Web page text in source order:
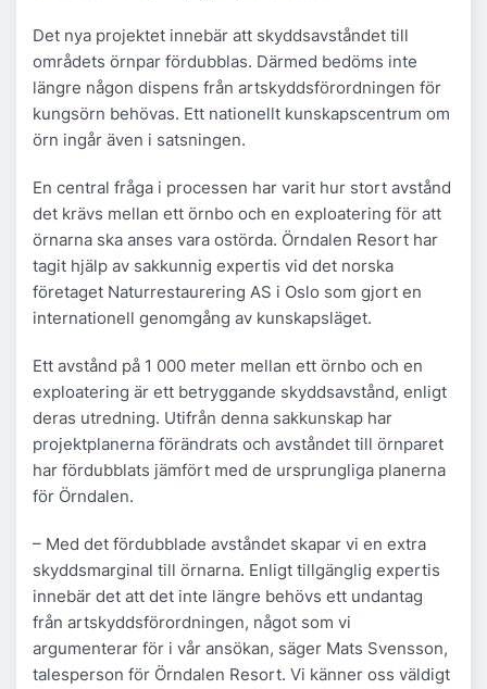
Det nya projektet innebär att skyddsavståndet till
områdets örnpar fördubblas. Därmed bedöms inte
längre någon dispens från artskyddsförordningen för
kungsörn behövas. Ett nationellt kunskapscentrum om
örn ingår även i satsningen.
En central fråga i processen har varit hur stort avstånd
det krävs mellan ett örnbo och en exploatering för att
örnarna ska anses vara ostörda. Örndalen Resort har
tagit hjälp av sakkunnig expertis vid det norska
företaget Naturrestaurering AS i Oslo som gjort en
internationell genomgång av kunskapsläget.
Ett avstånd på 1 000 meter mellan ett örnbo och en
exploatering är ett betryggande skyddsavstånd, enligt
deras utredning. Utifrån denna sakkunskap har
projektplanerna förändrats och avståndet till örnparet
har fördubblats jämfört med de ursprungliga planerna
för Örndalen.
– Med det fördubblade avståndet skapar vi en extra
skyddsmarginal till örnarna. Enligt tillgänglig expertis
innebär det att det inte längre behövs ett undantag
från artskyddsförordningen, något som vi
argumenterar för i vår ansökan, säger Mats Svensson,
talesperson för Örndalen Resort. Vi känner oss väldigt